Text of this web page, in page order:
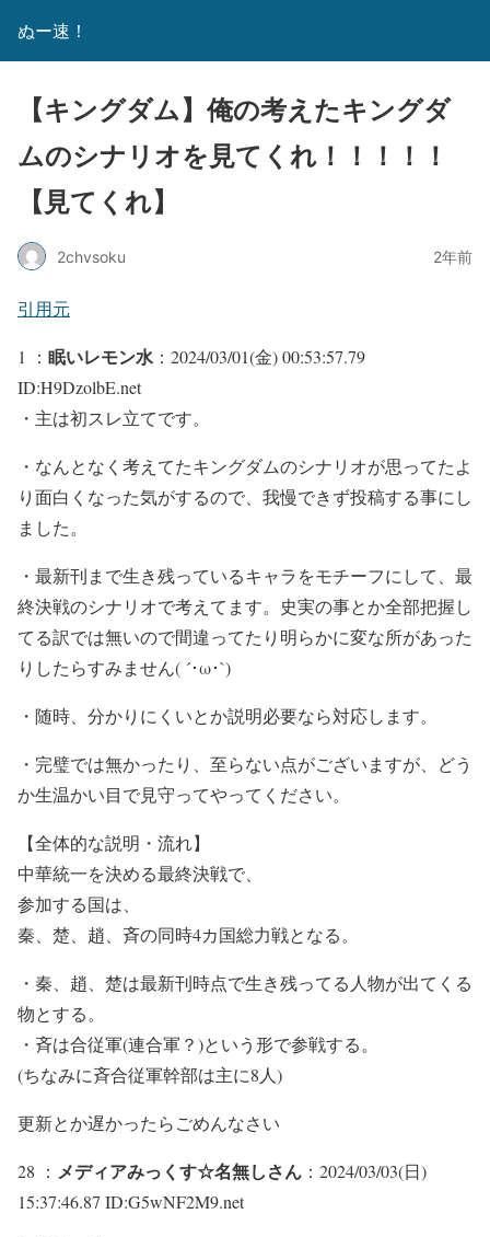
ぬー速！
【キングダム】俺の考えたキングダ
ムのシナリオを見てくれ！！！！！
【見てくれ】
2chvsoku 2年前
引用元
1 ： 眠いレモン水 ：2024/03/01(金) 00:53:57.79
ID:H9DzolbE.net
・主は初スレ立てです。
・なんとなく考えてたキングダムのシナリオが思ってたよ
り面白くなった気がするので、我慢できず投稿する事にし
ました。
・最新刊まで生き残っているキャラをモチーフにして、最
終決戦のシナリオで考えてます。史実の事とか全部把握し
てる訳では無いので間違ってたり明らかに変な所があった
りしたらすみません( ´･ω･`)
・随時、分かりにくいとか説明必要なら対応します。
・完璧では無かったり、至らない点がございますが、どう
か生温かい目で見守ってやってください。
【全体的な説明・流れ】
中華統一を決める最終決戦で、
参加する国は、
秦、楚、趙、斉の同時4カ国総力戦となる。
・秦、趙、楚は最新刊時点で生き残ってる人物が出てくる
物とする。
・斉は合従軍(連合軍？)という形で参戦する。
(ちなみに斉合従軍幹部は主に8人)
更新とか遅かったらごめんなさい
28 ： メディアみっくす☆名無しさん ：2024/03/03(日)
15:37:46.87 ID:G5wNF2M9.net